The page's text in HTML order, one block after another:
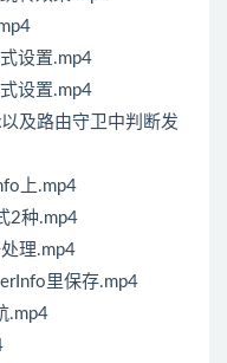
设置.mp4
设置.mp4
及路由守卫中判断发
上.mp4
2种.mp4
理.mp4
里保存.mp4
.mp4